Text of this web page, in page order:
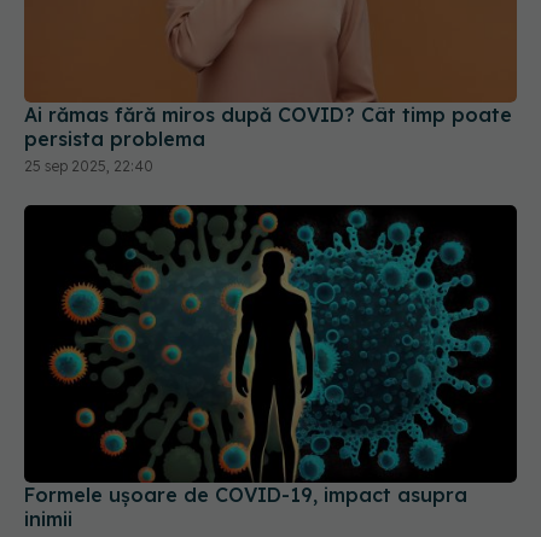
Ai rămas fără miros după COVID? Cât timp poate
persista problema
Formele ușoare de COVID-19, impact asupra
20 sep 2025, 20:17